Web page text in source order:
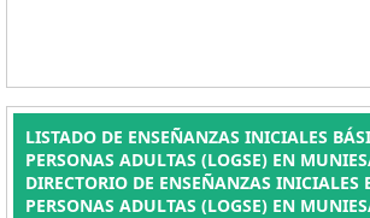
LISTADO DE ENSEÑANZAS INICIALES
PERSONAS ADULTAS (LOGSE) EN
DIRECTORIO DE ENSEÑANZAS INICIALES
PERSONAS ADULTAS (LOGSE) EN